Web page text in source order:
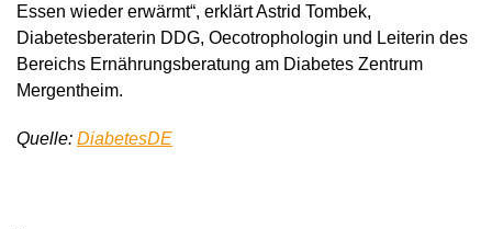
Essen wieder erwärmt“, erklärt Astrid Tombek,
Diabetesberaterin DDG, Oecotrophologin und Leiterin des
Bereichs Ernährungsberatung am Diabetes Zentrum
Mergentheim.
Quelle: DiabetesDE